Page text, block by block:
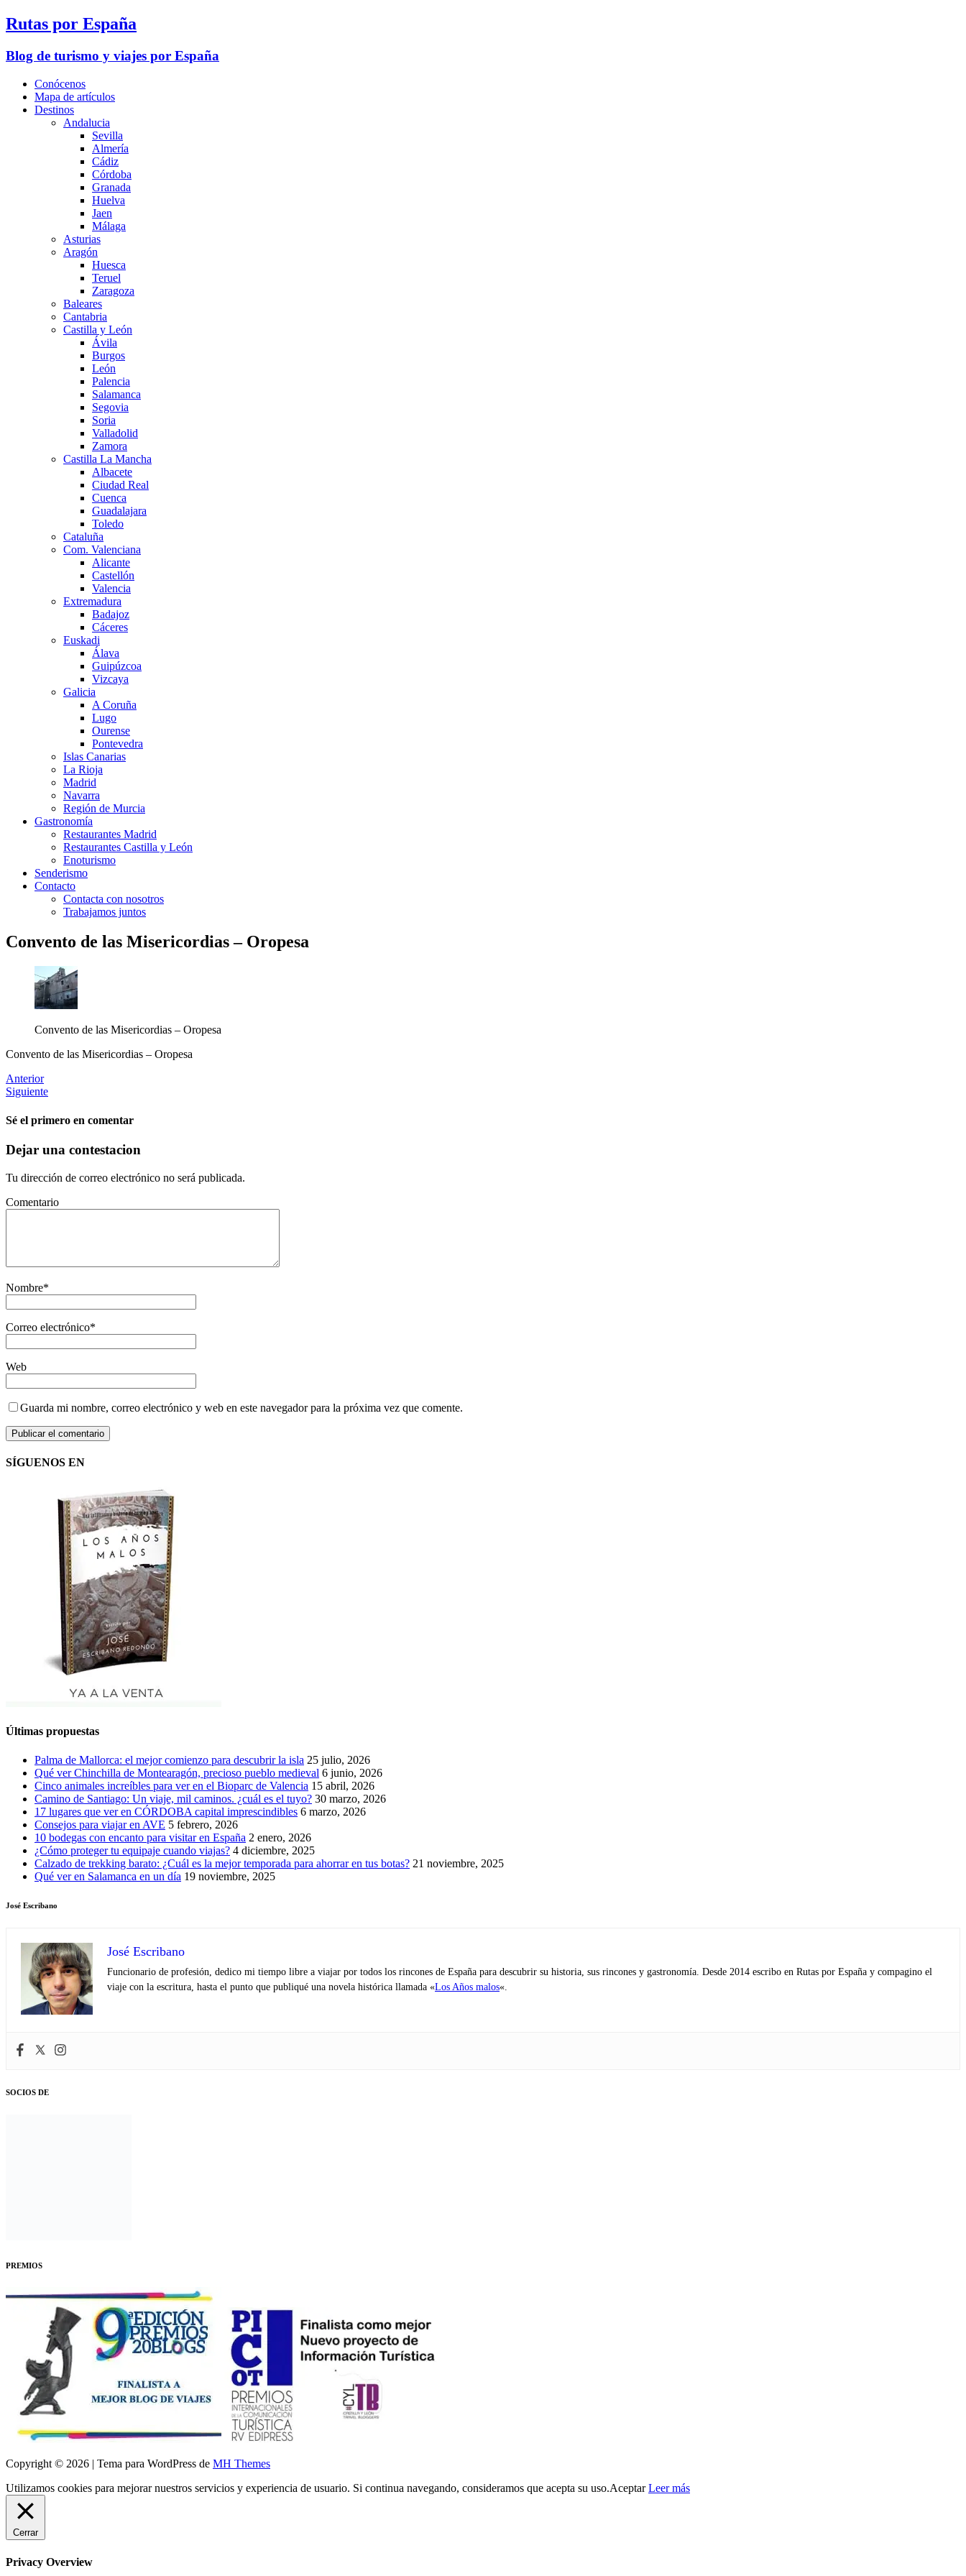
Rutas por España
Blog de turismo y viajes por España
Conócenos
Mapa de artículos
Destinos
Andalucia
Sevilla
Almería
Cádiz
Córdoba
Granada
Huelva
Jaen
Málaga
Asturias
Aragón
Huesca
Teruel
Zaragoza
Baleares
Cantabria
Castilla y León
Ávila
Burgos
León
Palencia
Salamanca
Segovia
Soria
Valladolid
Zamora
Castilla La Mancha
Albacete
Ciudad Real
Cuenca
Guadalajara
Toledo
Cataluña
Com. Valenciana
Alicante
Castellón
Valencia
Extremadura
Badajoz
Cáceres
Euskadi
Álava
Guipúzcoa
Vizcaya
Galicia
A Coruña
Lugo
Ourense
Pontevedra
Islas Canarias
La Rioja
Madrid
Navarra
Región de Murcia
Gastronomía
Restaurantes Madrid
Restaurantes Castilla y León
Enoturismo
Senderismo
Contacto
Contacta con nosotros
Trabajamos juntos
Convento de las Misericordias – Oropesa
Convento de las Misericordias – Oropesa
Convento de las Misericordias – Oropesa
Anterior
Siguiente
Sé el primero en comentar
Dejar una contestacion
Tu dirección de correo electrónico no será publicada.
Comentario
Nombre*
Correo electrónico*
Web
Guarda mi nombre, correo electrónico y web en este navegador para la próxima vez que comente.
SÍGUENOS EN
Últimas propuestas
Palma de Mallorca: el mejor comienzo para descubrir la isla 25 julio, 2026
Qué ver Chinchilla de Montearagón, precioso pueblo medieval 6 junio, 2026
Cinco animales increíbles para ver en el Bioparc de Valencia 15 abril, 2026
Camino de Santiago: Un viaje, mil caminos. ¿cuál es el tuyo? 30 marzo, 2026
17 lugares que ver en CÓRDOBA capital imprescindibles 6 marzo, 2026
Consejos para viajar en AVE 5 febrero, 2026
10 bodegas con encanto para visitar en España 2 enero, 2026
¿Cómo proteger tu equipaje cuando viajas? 4 diciembre, 2025
Calzado de trekking barato: ¿Cuál es la mejor temporada para ahorrar en tus botas? 21 noviembre, 2025
Qué ver en Salamanca en un día 19 noviembre, 2025
José Escribano
José Escribano
Funcionario de profesión, dedico mi tiempo libre a viajar por todos los rincones de España para descubrir su historia, sus rincones y gastronomía. Desde 2014 escribo en Rutas por España y compagino el
viaje con la escritura, hasta el punto que publiqué una novela histórica llamada «Los Años malos«.
SOCIOS DE
PREMIOS
Copyright © 2026 | Tema para WordPress de MH Themes
Utilizamos cookies para mejorar nuestros servicios y experiencia de usuario. Si continua navegando, consideramos que acepta su uso.Aceptar Leer más
Cerrar
Privacy Overview